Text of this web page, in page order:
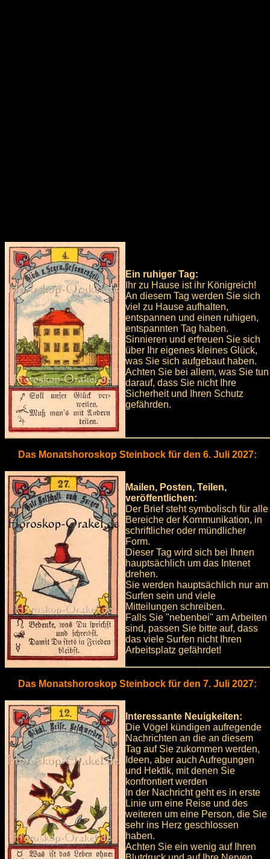
Ein ruhiger Tag:
Ihr zu Hause ist ihr Königreich!
An diesem Tag werden Sie sich
viel zu Hause aufhalten,
entspannen und einen ruhigen,
entspannten Tag haben.
Sinnieren und erfreuen Sie sich
über Ihr eigenes kleines Glück,
was Sie sich aufgebaut haben.
Achten Sie bei allem, was Sie tun
darauf, dass Sie nicht Ihre
Sicherheit und Ihren Schutz
gefährden.
Das Monatshoroskop Steinbock für den 6. Juli 2027:
Mailen, Posten, Teilen,
veröffentlichen:
Der Brief steht symbolisch für alle
Bereiche der Kommunikation, in
schriftlicher oder mündlicher
Form.
Dieser Tag wird sich bei Ihnen
hauptsächlich um das Intenet
drehen.
Sie werden hauptsächlich nur am
Surfen sein und viele
Mitteilungen schreiben.
Falls Sie "nebenbei" am Arbeiten
sind, passen Sie bitte auf, dass
das viele Surfen nicht Ihren
Arbeitsplatz gefährdet!
Das Monatshoroskop Steinbock für den 7. Juli 2027:
Interessante Neuigkeiten:
Die Vögel kündigen aufregende
Nachrichten an die an diesem
Tag auf Sie zukommen werden,
Ideen, aber auch Aufregungen
und Hektik, mit denen Sie
konfrontiert werden
In der Nachricht geht es in erste
Linie um eine Reise und des
weiteren um eine Person, die Sie
sehr ins Herz geschlossen
haben.
Achten Sie ein wenig auf Ihren